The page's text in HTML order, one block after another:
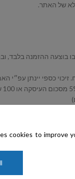
של האתר.
של 5% מסכום העיסקה או
הוחזר שלא כאמור
cookies to improve